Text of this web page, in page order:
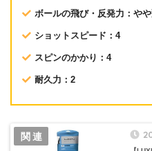
ボールの飛び・反発力：や
ショットスピード：4
スピンのかかり：4
耐久力：2